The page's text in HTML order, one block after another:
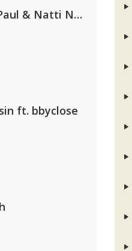
Gabry Ponte, Sean Paul & Natti Natasha
ft. bbyclose